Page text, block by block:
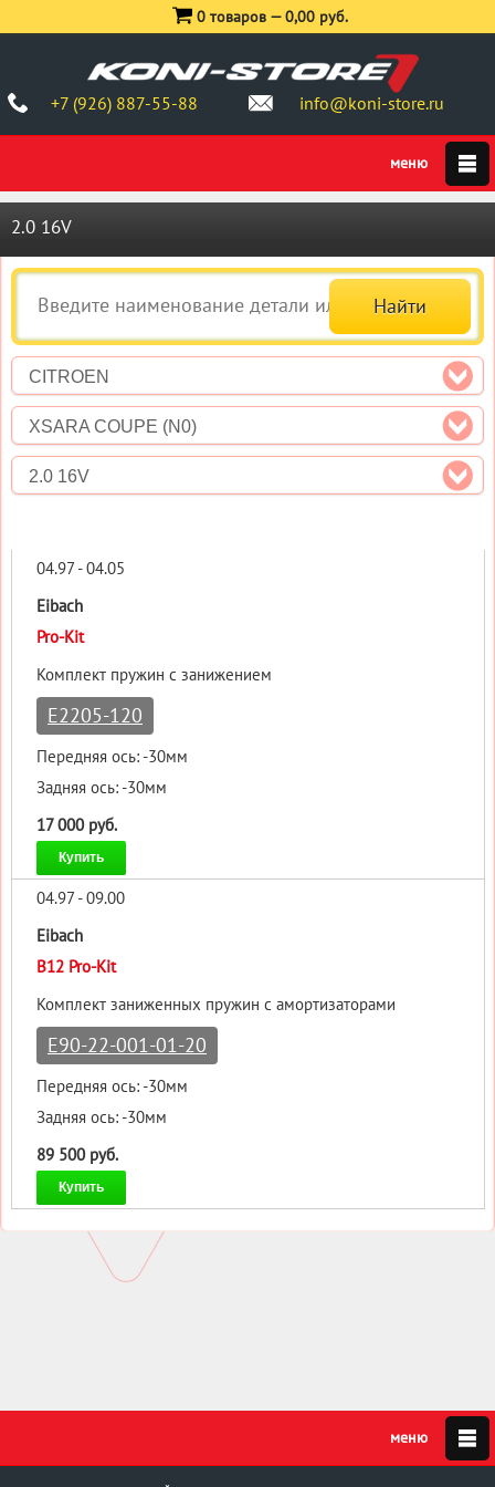
+7 (926) 887-55-88 info@koni-store.ru
0 товаров —0,00 руб.
2.0 16V
CITROEN
XSARA COUPE (N0)
2.0 16V
04.97 - 04.05
Eibach
Pro-Kit
Комплект пружин с занижением
E2205-120
Передняя ось: -30мм
Задняя ось: -30мм
17 000 руб.
Купить
04.97 - 09.00
Eibach
B12 Pro-Kit
Комплект заниженных пружин с амортизаторами
E90-22-001-01-20
Передняя ось: -30мм
Задняя ось: -30мм
89 500 руб.
Купить